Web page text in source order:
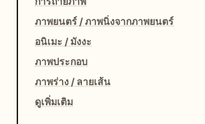
ภาพยนตร์ / ภาพนิ่งจากภาพยนตร์
อนิเมะ / มังงะ
ภาพประกอบ
ภาพร่าง / ลายเส้น
ดูเพิ่มเติม